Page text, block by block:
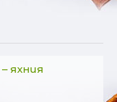
яхния